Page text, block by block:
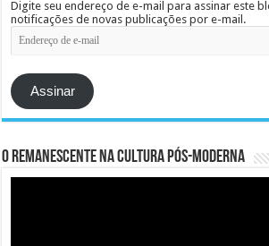
Digite seu endereço de e-mail para assinar este
notificações de novas publicações por e-mail.
Endereço
de
mail
Assinar
O remanescente na cultura pós-moderna